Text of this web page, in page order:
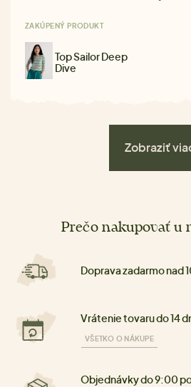
ZAKÚPENÝ PRODUKT
Top Sailor Deep
Dive
Zobraziť
Prečo nakupovať u
Doprava zadarmo nad
Vrátenie tovaru do 14
VŠETKO O NÁKUPE
Objednávky do 9:00